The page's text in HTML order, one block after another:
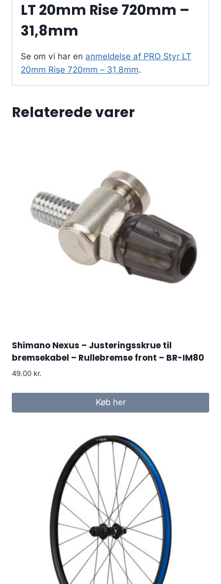
LT 20mm Rise 720mm –
31,8mm
Se om vi har en anmeldelse af PRO Styr LT
20mm Rise 720mm – 31,8mm.
Relaterede varer
Shimano Nexus – Justeringsskrue til
bremsekabel – Rullebremse front – BR-IM80
49.00 kr.
Køb her